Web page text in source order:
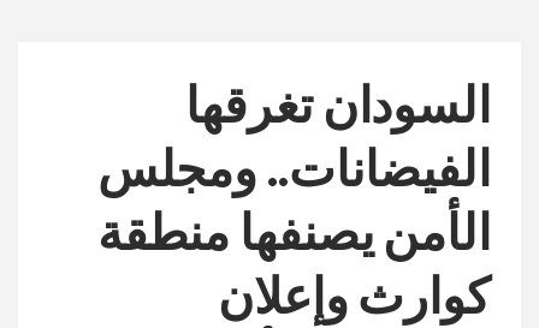
السودان تغرقها
الفيضانات.. ومجلس
الأمن يصنفها منطقة
كوارث وإعلان